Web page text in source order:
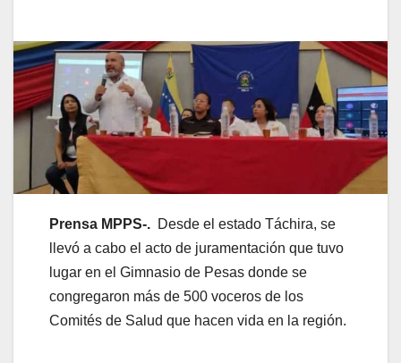
Prensa MPPS-. Desde el estado Táchira, se
llevó a cabo el acto de juramentación que tuvo
lugar en el Gimnasio de Pesas donde se
congregaron más de 500 voceros de los
Comités de Salud que hacen vida en la región.